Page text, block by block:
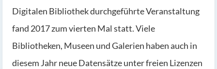
Digitalen Bibliothek durchgeführte Veranstaltung
fand 2017 zum vierten Mal statt. Viele
Bibliotheken, Museen und Galerien haben auch in
diesem Jahr neue Datensätze unter freien Lizenzen